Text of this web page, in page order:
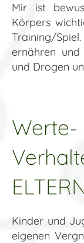
Mir ist
Körpers
Training/
ernähren
und Drogen
Werte-
Kinder und
eigenen